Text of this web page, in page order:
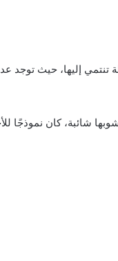
تنتمي إليها، حيث
شائبة، كان نموذجًا